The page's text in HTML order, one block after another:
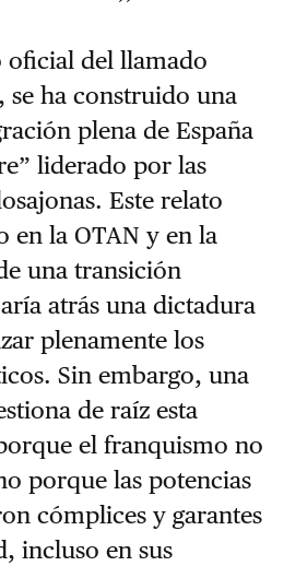
oficial del llamado
se ha construido una
plena de España
liderado por las
Este relato
en la OTAN y en la
una transición
atrás una dictadura
plenamente los
Sin embargo, una
de raíz esta
el franquismo no
porque las potencias
cómplices y garantes
incluso en sus